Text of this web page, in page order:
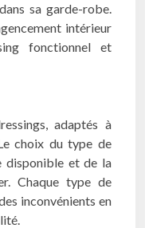
sa garde-robe.
intérieur
fonctionnel et
adaptés à
choix du type de
disponible et de la
Chaque type de
inconvénients en